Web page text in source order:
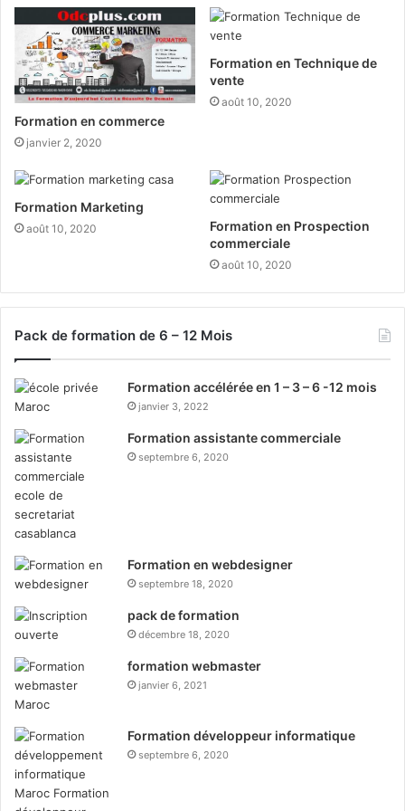
Formation en commerce
janvier 2, 2020
Formation en Technique de
vente
août 10, 2020
Formation Marketing
août 10, 2020
Formation en Prospection
commerciale
août 10, 2020
Pack de formation de 6 – 12 Mois
Formation accélérée en 1 – 3 – 6 -12 mois
janvier 3, 2022
Formation assistante commerciale
septembre 6, 2020
Formation en webdesigner
septembre 18, 2020
pack de formation
décembre 18, 2020
formation webmaster
janvier 6, 2021
Formation développeur informatique
septembre 6, 2020